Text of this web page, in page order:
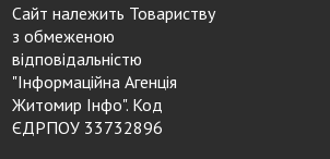
Сайт належить Товариству
з обмеженою
відповідальністю
"Інформаційна Агенція
Житомир Інфо". Код
ЄДРПОУ 33732896